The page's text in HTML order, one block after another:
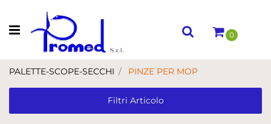
Open menu
0
PALETTE-SCOPE-SECCHI PINZE PER MOP
Filtri Articolo